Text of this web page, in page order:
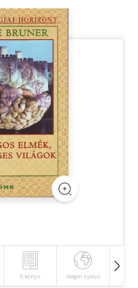
E-könyv Idegen nyelvű